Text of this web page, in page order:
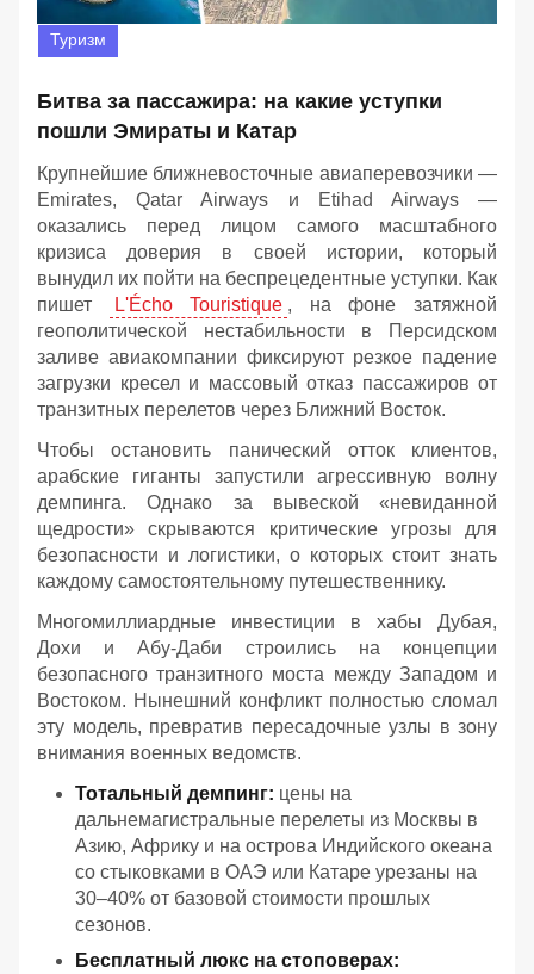
Туризм
Битва за пассажира: на какие уступки
пошли Эмираты и Катар
Крупнейшие ближневосточные авиаперевозчики —
Emirates, Qatar Airways и Etihad Airways —
оказались перед лицом самого масштабного
кризиса доверия в своей истории, который
вынудил их пойти на беспрецедентные уступки. Как
пишет
L'Écho Touristique , на фоне затяжной
геополитической нестабильности в Персидском
заливе авиакомпании фиксируют резкое падение
загрузки кресел и массовый отказ пассажиров от
транзитных перелетов через Ближний Восток.
Чтобы остановить панический отток клиентов,
арабские гиганты запустили агрессивную волну
демпинга. Однако за вывеской «невиданной
щедрости» скрываются критические угрозы для
безопасности и логистики, о которых стоит знать
каждому самостоятельному путешественнику.
Многомиллиардные инвестиции в хабы Дубая,
Дохи и Абу-Даби строились на концепции
безопасного транзитного моста между Западом и
Востоком. Нынешний конфликт полностью сломал
эту модель, превратив пересадочные узлы в зону
внимания военных ведомств.
Тотальный демпинг: цены на
дальнемагистральные перелеты из Москвы в
Азию, Африку и на острова Индийского океана
со стыковками в ОАЭ или Катаре урезаны на
30–40% от базовой стоимости прошлых
сезонов.
Бесплатный люкс на стоповерах: